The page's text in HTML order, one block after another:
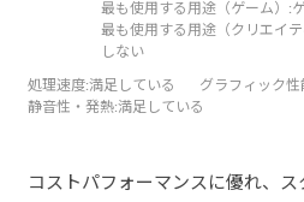
最も使用する用途（ゲーム）:
最も使用する用途（クリエイ
しない
処理速度:満足している グラフィック性
静音性・発熱:満足している
コストパフォーマンスに優れ、